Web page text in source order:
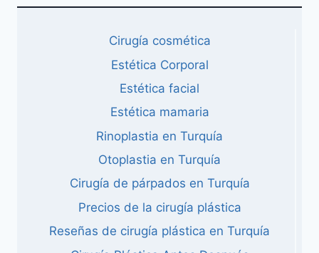
Cirugía cosmética
Estética Corporal
Estética facial
Estética mamaria
Rinoplastia en Turquía
Otoplastia en Turquía
Cirugía de párpados en Turquía
Precios de la cirugía plástica
Reseñas de cirugía plástica en Turquía